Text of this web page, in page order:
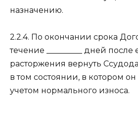
назначению.
2.2.4. По окончании срока
течение _________ дней после
расторжения вернуть
в том состоянии, в котором он
учетом нормального износа.